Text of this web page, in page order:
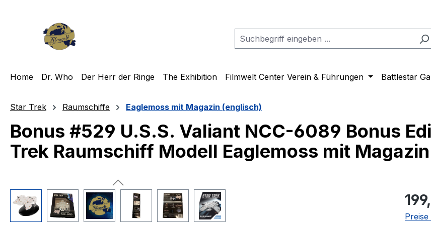
Home Dr. Who Der Herr der Ringe The Exhibition Filmwelt Center Verein & Führungen Battlestar
Star Trek Raumschiffe Eaglemoss mit Magazin (englisch)
Bonus #529 U.S.S. Valiant NCC-6089 Bonus
Trek Raumschiff Modell Eaglemoss mit Magazin